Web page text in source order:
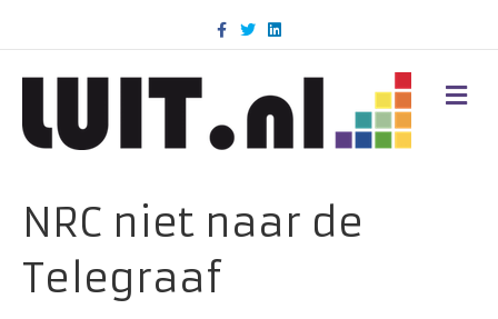
c
k
T
w
i
n
d
M
E
NRC niet naar de
Telegraaf